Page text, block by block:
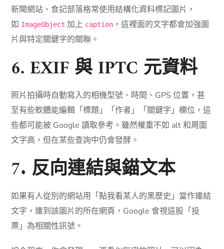
新聞網站、食記部落格常使用結構化資料標記圖片，
如 ImageObject 加上 caption ，這裡面的文字都會加強圖
片與特定關鍵字的關聯。
6. EXIF 與 IPTC 元資料
照片拍攝時自動寫入的相機型號、時間、GPS 位置，甚
至有些軟體能編輯「標題」「作者」「關鍵字」欄位，這
些都可能被 Google 讀取參考。雖然權重不如 alt 和周圍
文字高，但在某些查詢中仍會發酵。
7. 反向連結與錨文本
如果有人從別的網站用「點我看某人的黑歷史」當作連結
文字，連到該圖片的所在網頁，Google 會視這股「投
票」為相關性訊號。